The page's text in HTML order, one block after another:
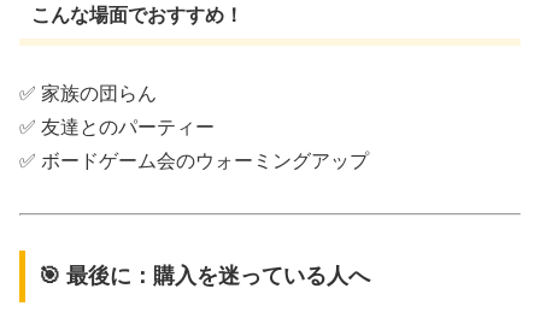
こんな場面でおすすめ！
✅ 家族の団らん
✅ 友達とのパーティー
✅ ボードゲーム会のウォーミングアップ
🎯 最後に：購入を迷っている人へ